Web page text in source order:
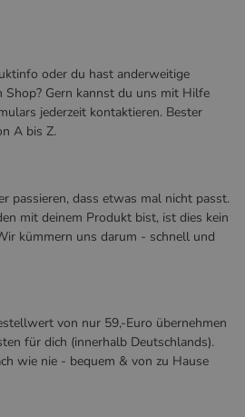
oder du hast anderweitige
Shop? Gern kannst du uns mit Hilfe
jederzeit kontaktieren. Bester
A bis Z.
passieren, dass etwas mal nicht passt.
mit deinem Produkt bist, ist dies kein
kümmern uns darum - schnell und
von nur 59,-Euro übernehmen
für dich (innerhalb Deutschlands).
wie nie - bequem & von zu Hause